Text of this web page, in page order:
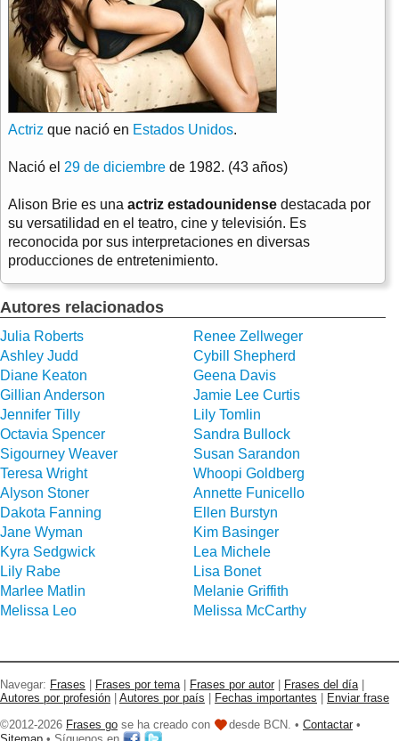
Actriz que nació en Estados Unidos.
Nació el 29 de diciembre de 1982. (43 años)
Alison Brie es una actriz estadounidense destacada por
su versatilidad en el teatro, cine y televisión. Es
reconocida por sus interpretaciones en diversas
producciones de entretenimiento.
Autores relacionados
Julia Roberts
Renee Zellweger
Ashley Judd
Cybill Shepherd
Diane Keaton
Geena Davis
Gillian Anderson
Jamie Lee Curtis
Jennifer Tilly
Lily Tomlin
Octavia Spencer
Sandra Bullock
Sigourney Weaver
Susan Sarandon
Teresa Wright
Whoopi Goldberg
Alyson Stoner
Annette Funicello
Dakota Fanning
Ellen Burstyn
Jane Wyman
Kim Basinger
Kyra Sedgwick
Lea Michele
Lily Rabe
Lisa Bonet
Marlee Matlin
Melanie Griffith
Melissa Leo
Melissa McCarthy
Navegar: Frases | Frases por tema | Frases por autor | Frases del día |
Autores por profesión | Autores por país | Fechas importantes | Enviar frase
©2012-2026 Frases go se ha creado con desde BCN. • Contactar •